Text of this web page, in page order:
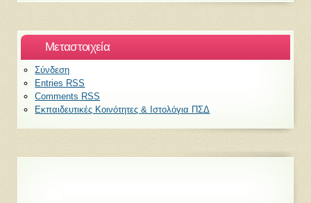
Μεταστοιχεία
Σύνδεση
Entries RSS
Comments RSS
Εκπαιδευτικές Κοινότητες & Ιστολόγια ΠΣΔ